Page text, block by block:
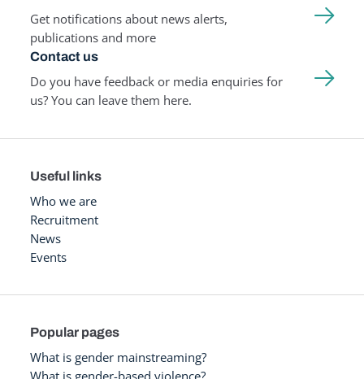
Get notifications about news alerts,
publications and more
Contact us
Do you have feedback or media enquiries for
us? You can leave them here.
Useful links
Who we are
Recruitment
News
Events
Popular pages
What is gender mainstreaming?